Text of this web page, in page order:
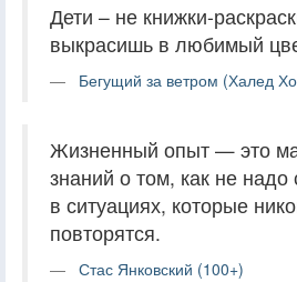
Дети – не книжки-
выкрасишь в любимый
Бегущий за ветром (Халед
Жизненный опыт — это
знаний о том, как не надо
в ситуациях, которые
повторятся.
Стас Янковский (100+)